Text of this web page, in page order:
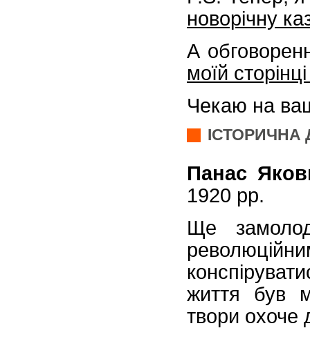
новорічну
А
моїй
Чекаю на
ІСТОРИЧНА
Панас
1920 рр.
Ще
життя був
твори охоче